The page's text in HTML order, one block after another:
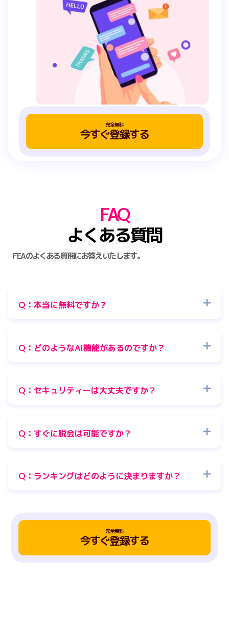
完全無料
今すぐ登録する
FAQ
よくある質問
FEAのよくある質問にお答えいたします。
Q：本当に無料ですか？
Q：どのようなAI機能があるのですか？
Q：セキュリティーは大丈夫ですか？
Q：すぐに脱会は可能ですか？
Q：ランキングはどのように決まりますか？
完全無料
今すぐ登録する